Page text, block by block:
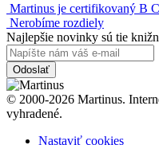
Martinus je certifikovaný B
Nerobíme rozdiely
Najlepšie novinky sú tie
Odoslať
© 2000-2026 Martinus.
vyhradené.
Nastaviť cookies